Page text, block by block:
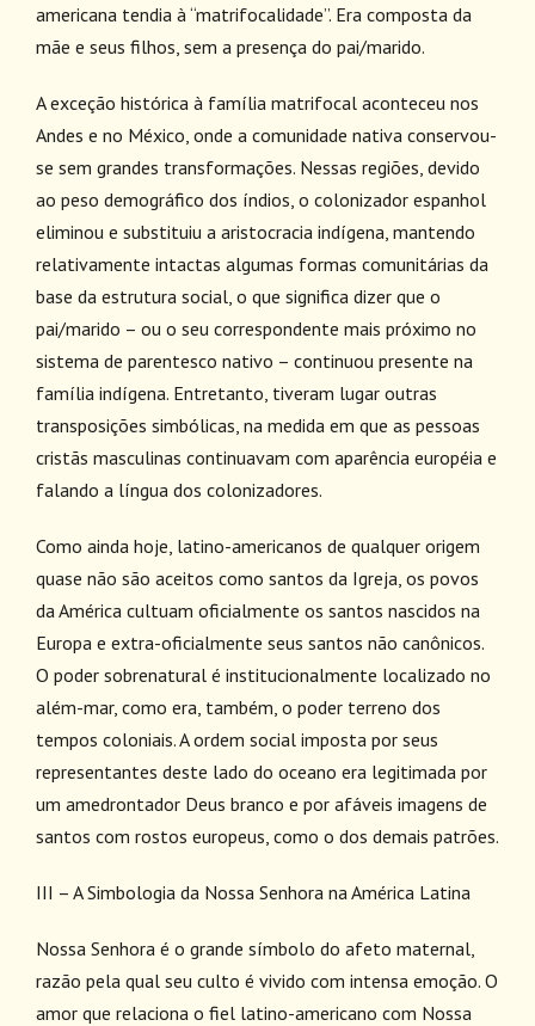
americana tendia à “matrifocalidade”. Era composta da
mãe e seus filhos, sem a presença do pai/marido.
A exceção histórica à família matrifocal aconteceu nos
Andes e no México, onde a comunidade nativa conservou-
se sem grandes transformações. Nessas regiões, devido
ao peso demográfico dos índios, o colonizador espanhol
eliminou e substituiu a aristocracia indígena, mantendo
relativamente intactas algumas formas comunitárias da
base da estrutura social, o que significa dizer que o
pai/marido – ou o seu correspondente mais próximo no
sistema de parentesco nativo – continuou presente na
família indígena. Entretanto, tiveram lugar outras
transposições simbólicas, na medida em que as pessoas
cristãs masculinas continuavam com aparência européia e
falando a língua dos colonizadores.
Como ainda hoje, latino-americanos de qualquer origem
quase não são aceitos como santos da Igreja, os povos
da América cultuam oficialmente os santos nascidos na
Europa e extra-oficialmente seus santos não canônicos.
O poder sobrenatural é institucionalmente localizado no
além-mar, como era, também, o poder terreno dos
tempos coloniais. A ordem social imposta por seus
representantes deste lado do oceano era legitimada por
um amedrontador Deus branco e por afáveis imagens de
santos com rostos europeus, como o dos demais patrões.
III – A Simbologia da Nossa Senhora na América Latina
Nossa Senhora é o grande símbolo do afeto maternal,
razão pela qual seu culto é vivido com intensa emoção. O
amor que relaciona o fiel latino-americano com Nossa